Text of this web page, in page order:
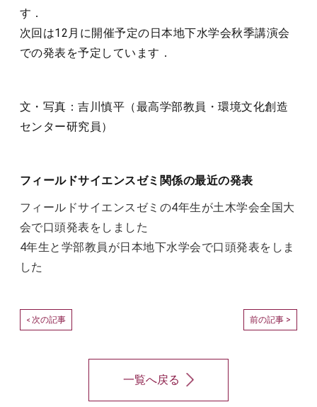
す．
次回は12月に開催予定の日本地下水学会秋季講演会
での発表を予定しています．
文・写真：吉川慎平（最高学部教員・環境文化創造
センター研究員）
フィールドサイエンスゼミ関係の最近の発表
フィールドサイエンスゼミの4年生が土木学会全国大
会で口頭発表をしました
4年生と学部教員が日本地下水学会で口頭発表をしま
した
< 次の記事 前の記事 >
一覧へ戻る